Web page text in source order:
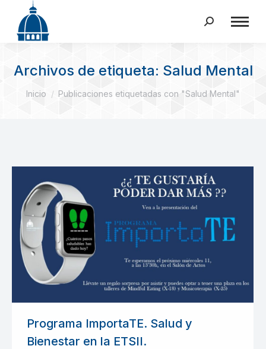
Buscar:
Archivos de etiqueta: Salud Mental
Estás aquí:
Inicio Publicaciones etiquetadas con "Salud Mental"
Programa ImportaTE. Salud y
Bienestar en la ETSII.